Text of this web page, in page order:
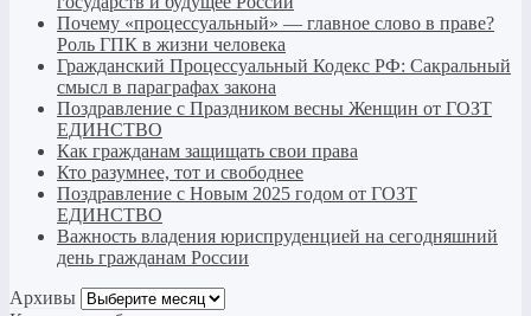
Почему «процессуальный» — главное слово в праве?
Роль ГПК в жизни человека
Гражданский Процессуальный Кодекс РФ: Сакральный
смысл в параграфах закона
Поздравление с Праздником весны Женщин от ГОЗТ
ЕДИНСТВО
Как гражданам защищать свои права
Кто разумнее, тот и свободнее
Поздравление с Новым 2025 годом от ГОЗТ
ЕДИНСТВО
Важность владения юриспруденцией на сегодняшний
день гражданам России
Архивы Архивы